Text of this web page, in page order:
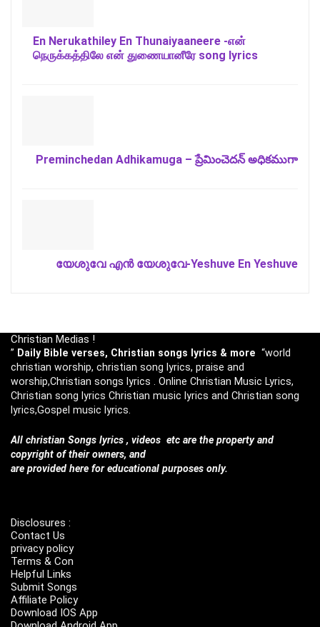
En Nerukathiley En Thunaiyaaneere -என்
நெருக்கத்திலே என் துணையானீரே song lyrics
Preminchedan Adhikamuga – ప్రేమించెదన్ అధికముగా
യേശുവേ എൻ യേശുവേ-Yeshuve En Yeshuve
Christian Medias !
” Daily Bible verses, Christian songs lyrics & more “world
christian worship, christian song lyrics, praise and
worship,Christian songs lyrics . Online Christian Music Lyrics,
Christian song lyrics Christian music lyrics and Christian song
lyrics,Gospel music lyrics.
All christian Songs lyrics , videos etc are the property and
copyright of their owners, and
are provided here for educational purposes only.
Disclosures :
Contact Us
privacy policy
Terms & Con
Helpful Links
Submit Songs
Affiliate Policy
Download IOS App